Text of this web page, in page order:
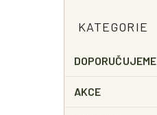
A
N
kategorie
KATEGORIE
DOPORUČUJEME
AKCE